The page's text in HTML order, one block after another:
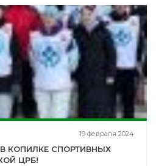
19 февраля 2024
КОПИЛКЕ СПОРТИВНЫХ
ЦРБ!